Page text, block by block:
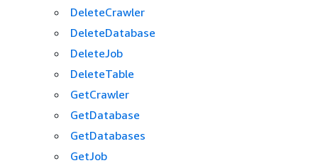
DeleteCrawler
DeleteDatabase
DeleteJob
DeleteTable
GetCrawler
GetDatabase
GetDatabases
GetJob